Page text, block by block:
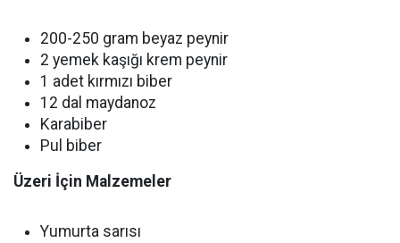
200-250 gram beyaz peynir
2 yemek kaşığı krem peynir
1 adet kırmızı biber
12 dal maydanoz
Karabiber
Pul biber
Üzeri İçin Malzemeler
Yumurta sarısı